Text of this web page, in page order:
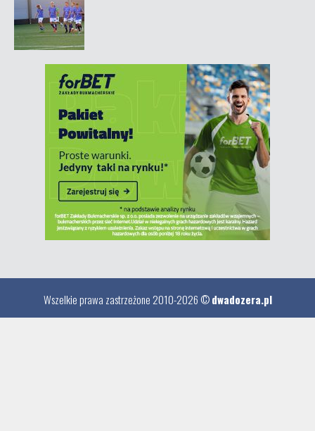
Wszelkie prawa zastrzeżone 2010-2026 ©dwadozera.pl